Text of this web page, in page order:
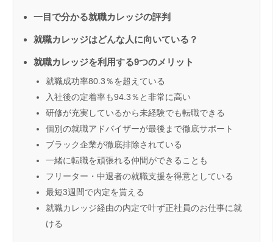
一目で分かる就職カレッジの評判
就職カレッジはどんな人に向いている？
就職カレッジを利用する9つのメリット
就職成功率80.3％を超えている
入社後の定着率も94.3％と非常に高い
研修が充実しているから未経験でも転職できる
個別の就職アドバイザーが最後まで徹底サポート
ブラック企業が徹底排除されている
一緒に転職を頑張れる仲間ができることも
フリーター・中退者の就職支援を得意としている
最短3週間で内定を貰える
就職カレッジ経由の内定で叶ず正社員のお仕事に就
ける